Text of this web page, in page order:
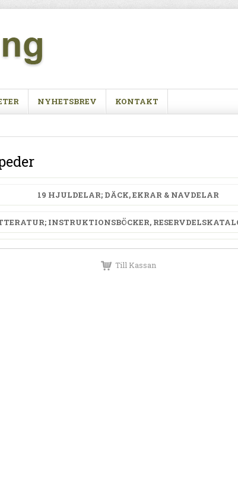
NYHETSBREV KONTAKT
19 HJULDELAR; DÄCK, EKRAR & NAVDELAR
INSTRUKTIONSBÖCKER,
Till Kassan